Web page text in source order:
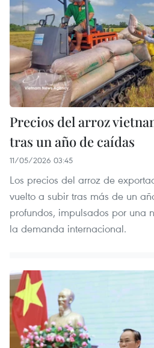
Precios del arroz
tras un año de caídas
11/05/2026 03:45
Los precios del arroz de
vuelto a subir tras más de un
profundos, impulsados por una
la demanda internacional.